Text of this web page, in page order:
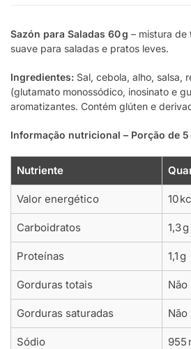
Sazón para Saladas 60 g – mistura de
suave para saladas e pratos leves.
Ingredientes: Sal, cebola, alho, salsa,
(glutamato monossódico, inosinato e
aromatizantes. Contém glúten e
Informação nutricional – Porção de 5
Nutriente
Valor energético 10
Carboidratos 1,3 g
Proteínas 1,1 g
Gorduras totais
Gorduras saturadas
Sódio 955